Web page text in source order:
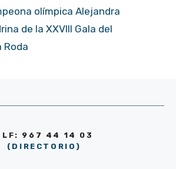
olímpica Alejandra
de la XXVIII Gala del
Roda
967 44 14 03
(DIRECTORIO)